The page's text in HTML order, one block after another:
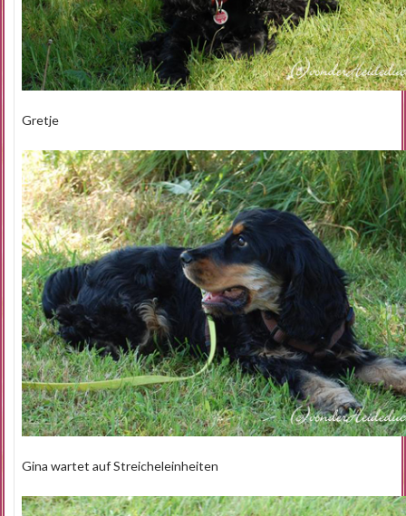
Gretje
Gina wartet auf Streicheleinheiten